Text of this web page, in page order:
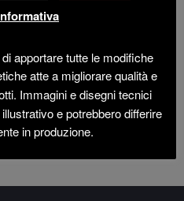
apportare tutte le modifiche
atte a migliorare qualità e
Immagini e disegni tecnici
e potrebbero differire
in produzione.